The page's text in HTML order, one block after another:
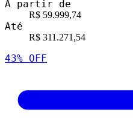
A partir de
R$ 59.999,74
Até
R$ 311.271,54
43% OFF